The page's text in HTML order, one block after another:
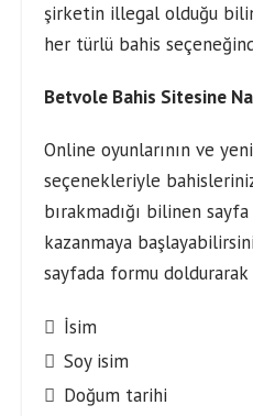
şirketin illegal olduğu
her türlü bahis
Betvole Bahis Sitesine
Online oyunlarının ve
seçenekleriyle
bırakmadığı bilinen
kazanmaya
sayfada formu
İsim
Soy isim
Doğum tarihi